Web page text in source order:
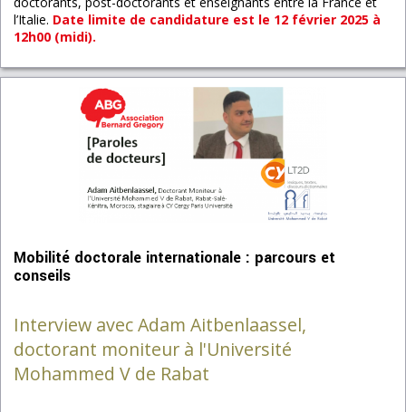
l’Italie. Date limite de candidature est le 12 février 2025 à
12h00 (midi).
Mobilité doctorale internationale : parcours et
conseils
Interview avec Adam Aitbenlaassel,
doctorant moniteur à l'Université
Mohammed V de Rabat